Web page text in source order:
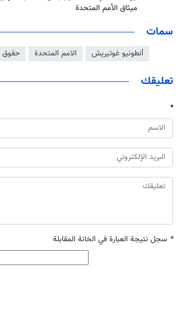
ميثاق الأمم المتحدة
سمات
أنطونيو غوتيريش الامم المتحدة حقوق
تعليقك
* سجل نتيجة العبارة في الخانة المقابلة